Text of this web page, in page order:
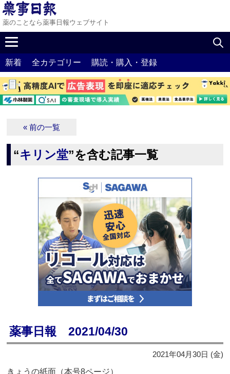
薬のことなら薬事日報ウェブサイト
新着 全カテゴリー 購読・購入・登録
« 前の一覧
“キリン堂”を含む記事一覧
薬事日報 2021/04/30
2021年04月30日 (金)
きょうの紙面（本号8ページ）